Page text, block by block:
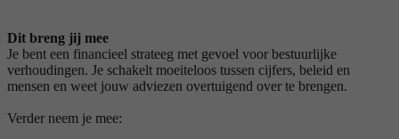
Dit breng jij mee
Je bent een financieel strateeg met gevoel voor bestuurlijke
verhoudingen. Je schakelt moeiteloos tussen cijfers, beleid en
mensen en weet jouw adviezen overtuigend over te brengen.
Verder neem je mee: